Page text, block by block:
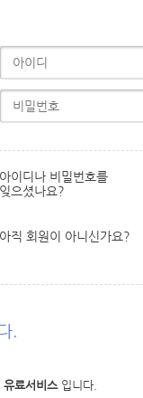
아이디나 비밀번호를
잊으셨나요?
아직 회원이 아니신가요?
.
유료서비스입니다.